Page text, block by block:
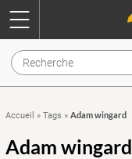
Accueil » Tags » Adam wingard
Adam wingard